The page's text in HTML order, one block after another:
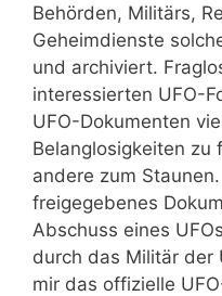
Behörden, Militärs,
Geheimdienste
und archiviert.
interessierten UFO-
UFO-Dokumenten
Belanglosigkeiten zu
andere zum
freigegebenes
Abschuss eines
durch das Militär der
mir das offizielle